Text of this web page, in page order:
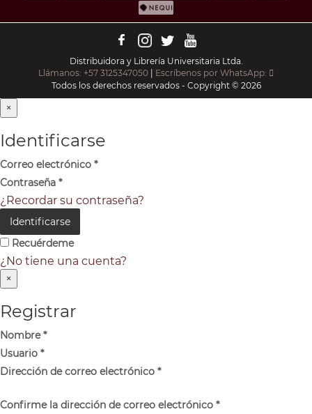
Distribuidora y Librería Universitaria Ltda.
Llámanos: +57 3125347050 | Escríbenos por WhatsApp:
Todos los derechos reservados - Copyright © 2026
×
Identificarse
Correo electrónico *
Contraseña *
¿Recordar su contraseña?
Identificarse
Recuérdeme
¿No tiene una cuenta?
×
Registrar
Nombre*
Usuario *
Dirección de correo electrónico *
Confirme la dirección de correo electrónico *